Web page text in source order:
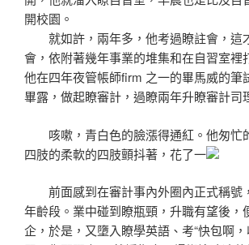
開校園。
就如許，兩年多，他考過瞭註會，這
會，依附著幾年事業的堆集和在自習室裡
他在四年夜管帳師firm 之一的畢馬威的筆
畢露，做起瞭審計，過瞭兩年升瞭審計司
咳嗽，青白色的臉漲得通紅。他匆忙
四肢的柔軟的四肢顫抖著，花了一
前面感到在審計事內外圈內正式稱號
年齡段。業中碰到瞭瓶頸，升職有望後，
企，於是，又墮入瞭學英語、考“快包啊